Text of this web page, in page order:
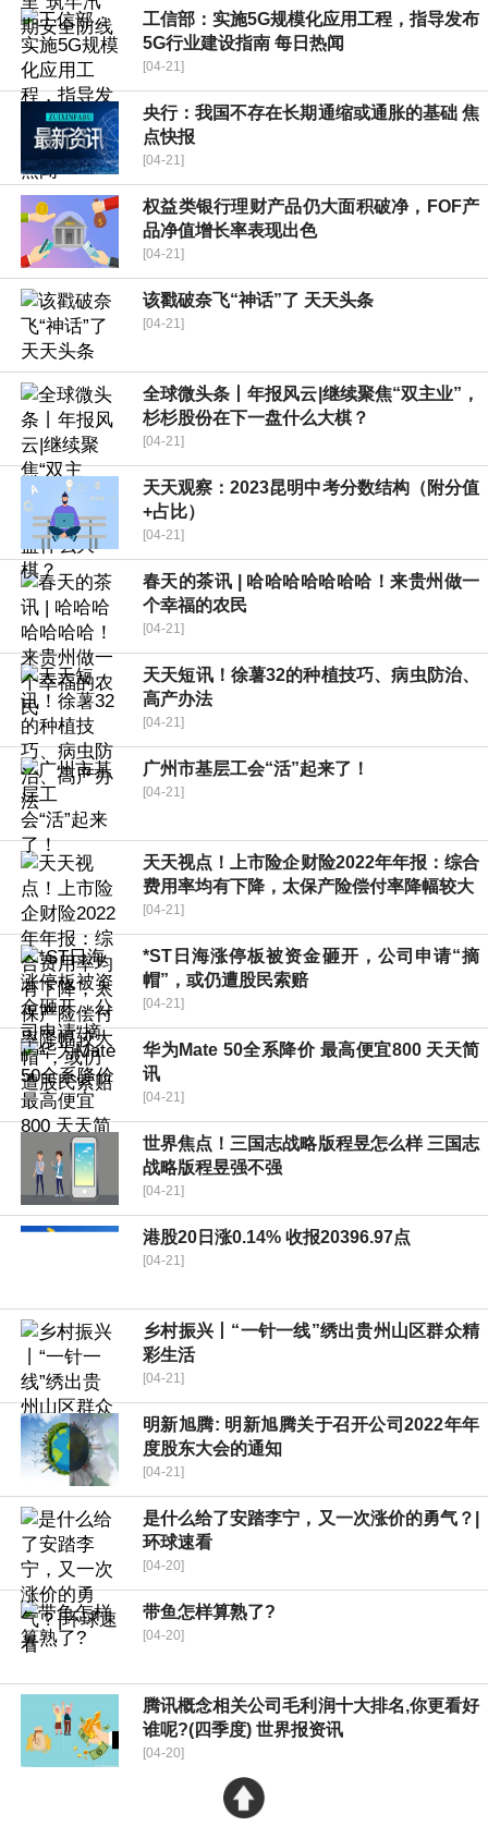
工信部：实施5G规模化应用工程，指导发布
5G行业建设指南 每日热闻
[04-21]
央行：我国不存在长期通缩或通胀的基础 焦
点快报
[04-21]
权益类银行理财产品仍大面积破净，FOF产
品净值增长率表现出色
[04-21]
该戳破奈飞“神话”了 天天头条
[04-21]
全球微头条丨年报风云|继续聚焦“双主业”，
杉杉股份在下一盘什么大棋？
[04-21]
天天观察：2023昆明中考分数结构（附分值
+占比）
[04-21]
春天的茶讯 | 哈哈哈哈哈哈哈！来贵州做一
个幸福的农民
[04-21]
天天短讯！徐薯32的种植技巧、病虫防治、
高产办法
[04-21]
广州市基层工会“活”起来了！
[04-21]
天天视点！上市险企财险2022年年报：综合
费用率均有下降，太保产险偿付率降幅较大
[04-21]
*ST日海涨停板被资金砸开，公司申请“摘
帽”，或仍遭股民索赔
[04-21]
华为Mate 50全系降价 最高便宜800 天天简
讯
[04-21]
世界焦点！三国志战略版程昱怎么样 三国志
战略版程昱强不强
[04-21]
港股20日涨0.14% 收报20396.97点
[04-21]
乡村振兴丨“一针一线”绣出贵州山区群众精
彩生活
[04-21]
明新旭腾: 明新旭腾关于召开公司2022年年
度股东大会的通知
[04-21]
是什么给了安踏李宁，又一次涨价的勇气？|
环球速看
[04-20]
带鱼怎样算熟了?
[04-20]
腾讯概念相关公司毛利润十大排名,你更看好
谁呢?(四季度) 世界报资讯
[04-20]